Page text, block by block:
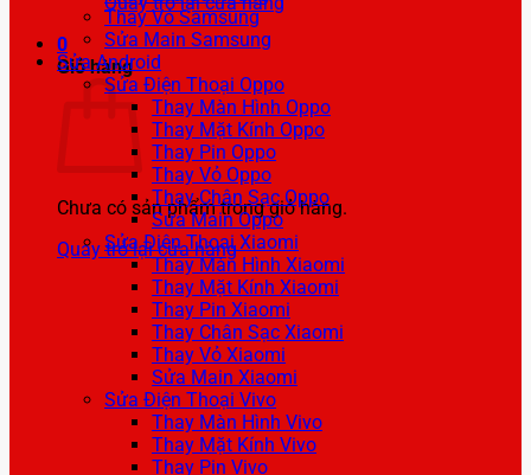
0
Giỏ hàng
Chưa có sản phẩm trong giỏ hàng.
Quay trở lại cửa hàng
Thay Vỏ Samsung
Sửa Main Samsung
Sửa Android
Sửa Điện Thoại Oppo
Thay Màn Hình Oppo
Thay Mặt Kính Oppo
Thay Pin Oppo
Thay Vỏ Oppo
Thay Chân Sạc Oppo
Sửa Main Oppo
Sửa Điện Thoại Xiaomi
Thay Màn Hình Xiaomi
Thay Mặt Kính Xiaomi
Thay Pin Xiaomi
Thay Chân Sạc Xiaomi
Thay Vỏ Xiaomi
Sửa Main Xiaomi
Sửa Điện Thoại Vivo
Thay Màn Hình Vivo
Thay Mặt Kính Vivo
Thay Pin Vivo